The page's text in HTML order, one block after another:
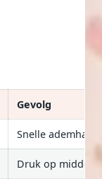
Gevolg
Snelle
Druk op